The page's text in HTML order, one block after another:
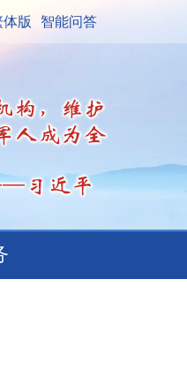
体版 智能问答